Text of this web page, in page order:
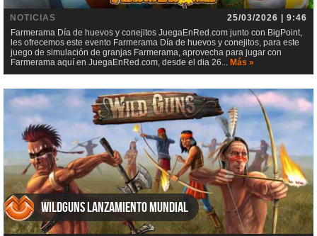
NOTICIAS
25/03/2026 | 9:46
Farmerama Día de huevos y conejitos JuegaEnRed.com junto con BigPoint,
les ofrecemos este evento Farmerama Día de huevos y conejitos, para este
juego de simulación de granjas Farmerama, aprovecha para jugar con
Farmerama aquí en JuegaEnRed.com, desde el dia 26... Más »
WildGuns lanzamiento mundial